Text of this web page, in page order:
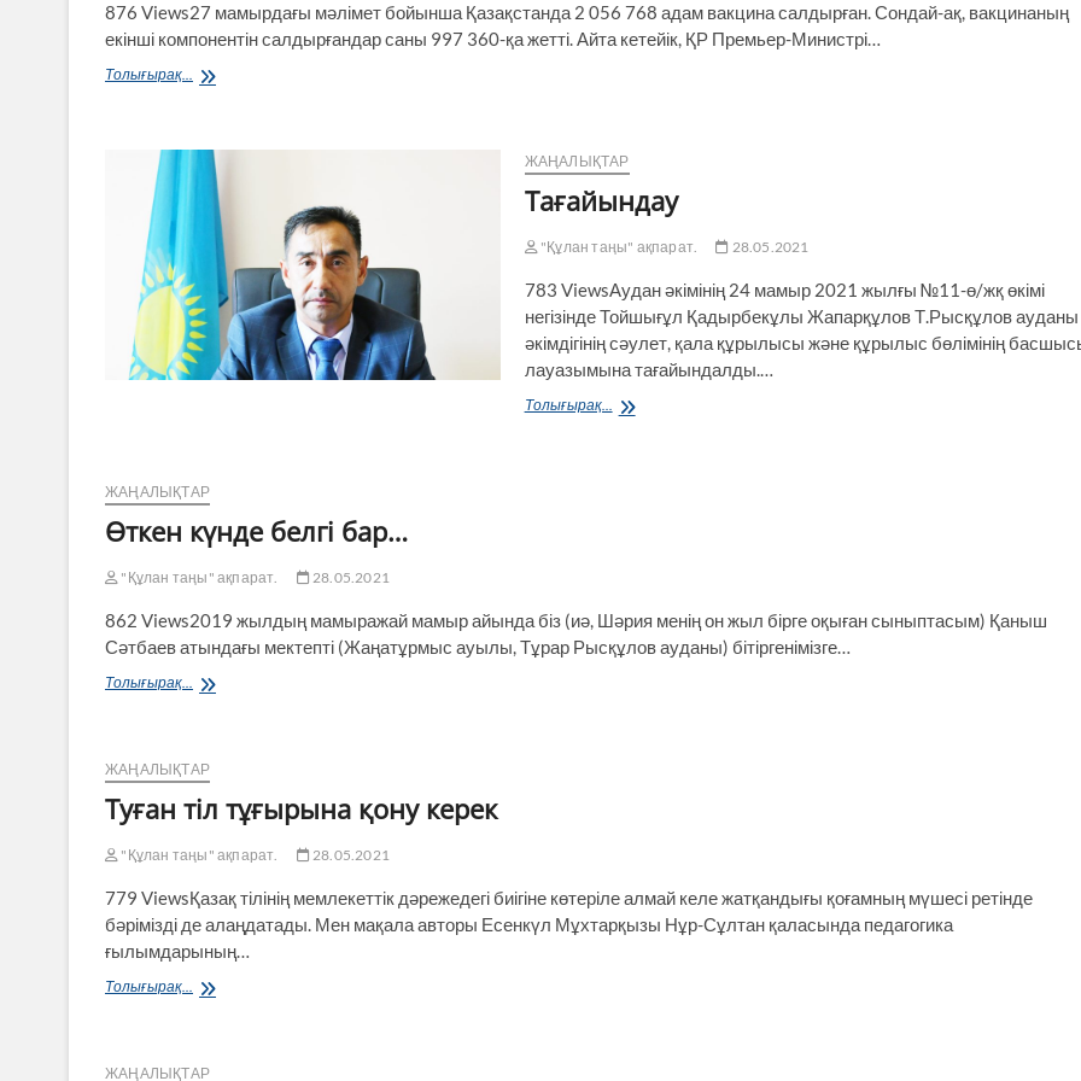
зор
қуанышқа
876 Views27 мамырдағы мәлімет бойынша Қазақстанда 2 056 768 адам вакцина салдырған. Сондай-ақ, вакцинаның
екінші компонентін салдырғандар саны 997 360-қа жетті. Айта кетейік, ҚР Премьер-Министрі…
Толығырақ...
Коронавирусқа
000
000-
астам
дозасы
салынды
ЖАҢАЛЫҚТАР
Тағайындау
"Құлан таңы" ақпарат. 28.05.2021
783 ViewsАудан әкімінің 24 мамыр 2021 жылғы №11-ө/жқ өкімі
негізінде Тойшығұл Қадырбекұлы Жапарқұлов Т.Рысқұлов ауданы
әкімдігінің сәулет, қала құрылысы және құрылыс бөлімінің
лауазымына тағайын­далды.…
Толығырақ... Тағайындау
ЖАҢАЛЫҚТАР
Өткен күнде белгі бар…
"Құлан таңы" ақпарат. 28.05.2021
862 Views2019 жылдың мамыражай мамыр айында біз (иә, Шәрия менің он жыл бірге оқыған сыныптасым) Қаныш
Сәтбаев атындағы мектепті (Жаңатұрмыс ауылы, Тұрар Рысқұлов ауданы) бітіргенімізге…
Толығырақ...
Өткен
ЖАҢАЛЫҚТАР
Туған тіл тұғырына қону керек
"Құлан таңы" ақпарат. 28.05.2021
779 ViewsҚазақ тілінің мемлекеттік дәрежедегі биігіне көтеріле алмай келе жатқандығы қоғамның мүшесі ретінде
бәрімізді де алаңдатады. Мен мақала авторы Есенкүл Мұхтарқызы Нұр-Сұлтан қаласында педагогика
ғылымдарының…
Толығырақ...
Туған
керек
ЖАҢАЛЫҚТАР